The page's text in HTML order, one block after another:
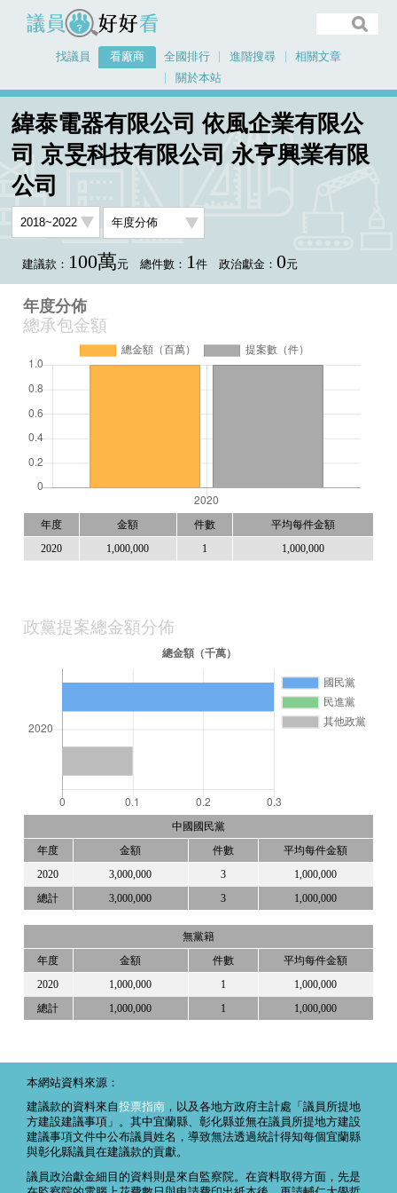
議員好好看
找議員 看廠商 全國排行 進階搜尋
相關文章
關於本站
緯泰電器有限公司 依風企業有限公司 京旻科技有限公司 永亨興業有限公司
年度分佈
緯泰電器有限公司 依風企業有限公
司 京旻科技有限公司 永亨興業有限
公司
建議款： 100萬元 總件數： 1件 政治獻金： 0元
年度分佈
總承包金額
年度 金額 件數 平均每件金額
2020 1,000,000 1 1,000,000
政黨提案總金額分佈
中國國民黨
年度 金額 件數 平均每件金額
2020 3,000,000 3 1,000,000
總計 3,000,000 3 1,000,000
無黨籍
年度 金額 件數 平均每件金額
2020 1,000,000 1 1,000,000
總計 1,000,000 1 1,000,000
本網站資料來源：
建議款的資料來自投票指南 ，以及各地方政府主計處「議員所提地
方建設建議事項」。其中宜蘭縣、彰化縣並無在議員所提地方建設
建議事項文件中公布議員姓名，導致無法透過統計得知每個宜蘭縣
與彰化縣議員在建議款的貢獻。
議員政治獻金細目的資料則是來自監察院。在資料取得方面，先是